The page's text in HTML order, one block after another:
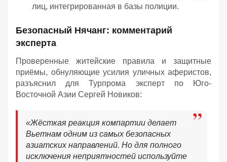
лиц, интегрированная в базы полиции.
Безопасный Нячанг: комментарий
эксперта
Проверенные житейские правила и защитные
приёмы, обнуляющие усилия уличных аферистов,
разъяснил для Турпрома эксперт по Юго-
Восточной Азии Сергей Новиков:
«Жёсткая реакция компартии делает
Вьетнам одним из самых безопасных
азиатских направлений. Но для полного
исключения неприятностей используйте